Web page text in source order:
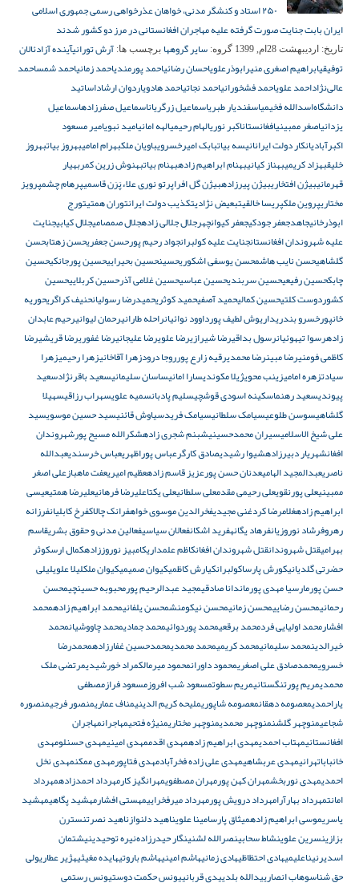
۲۵۰ استاد و کنشگر مدنی، خواهان عذرخواهی رسمی جمهوری اسلامی
ایران بابت جنایت صورت گرفته علیه مهاجران افغانستانی در مرز دو کشور شدند
تاریخ: اردیبهشت 28ام, 1399 گروه: سایر گروهها برچسب ها: آرش تورانیآینده آزادئالان
توفیقیابراهیم اصغری منیرابوذرعلویاحسان رضائیاحمد پورمندیاحمد زمانیاحمد شمساحمد
عالی‌نژاداحمد علویاحمد فشخورانیاحمد نجاتیاحمد هادویاردوان ارشاداساتید
دانشگاه‌اسدالله فخیمیاسفندیار طبریاسماعیل زرگریاناسماعیل صفرزادهاسماعیل
یزدانیاصغر ممبینیافغانستاناکبر نوریالهام رحیمیالهه امانیامید نبویامیر مسعود
اکبرآبادیانکار دولت ایرانانیسه بیاتبابک امیرخسرویباویان ملکبهرام امامیبهروز بیاتبهروز
خلیقبهزاد کریمیبهناز کیانیبهنام ابراهیم زادهبهنام بیاتبهنوش زرین کمربهیار
قهرمانیبیژن افتخاریبیژن پیرزادهبیژن گل افراپرتو نوری علاءپَرَن قاسمیپرهام چشمپرویز
مختاریپروین ملکپریسا خالقیتبعیض نژادیتکذیب دولت ایرانتوران همتیتورج
ابوذرخانیجاهدجعفر جودکیجعفر کیوانچهرجلال جلالی زادهجلال صمصامیجلال کیابیجنایت
علیه شهروندان افغانستانجنایت علیه کولبرانجواد رحیم پورحسن جعفریحسن زهتابحسن
گلشاهیحسن نایب هاشمحسن یوسفی اشکوریحسینحسین بحیراییحسین پورجانکیحسین
چابکحسین رفیعیحسین سربندیحسین عباسیحسین غلامی آذرحسین کربلاییحسین
کشوردوست کلتیحسین کمالیحمید آصفیحمید کوثریحمیدرضا رسولیانحنیف کراگریحوریه
خانپورخسرو بندریداریوش لطیف پورداوود نوائیانراحله طارانیرحمان لیوانیرحیم عابدان
زادهرسوا تیهوئیانرسول بداقیرضا شیرازیرضا علویرضا علیجانیرضا غفوریرضا قریشیرضا
کاظمی فومنیرضا مبینرضا محمدیرقیه زارع پورروجا درودزهرا آقاخانیزهرا رحیمیزهرا
سیادتزهره امامیزینب محویژیلا مکوندیسارا امانیساسان سلیمانیسعید باقرنژادسعید
پیوندیسعید رهنماسکینه اسودی قوشچیسلیم پادبانسمیه علویسهراب رزاقیسهیلا
گلشاهیسوسن طلوعیسیامک سلطانیسیامک فریدسیاوش قائنیسید حسین موسویسید
علی شیخ الاسلامیسیران محمدحسینیشبنم شجری زادهشکرالله مسیح پورشهروندان
افغانشهریار دبیرزادهشیوا رشیدیصادق کارگرعباس پوراظهریعباس خرسندیعبدالله
ناصریعبدالمجید الهامیعدنان حسن پورعزیز قاسم زادهعظیم امیریعفت ماهبازعلی اصغر
ممبینیعلی پورنقویعلی رحیمی مقدمعلی سلطانیعلی یکتاعلیرضا فرهانیعلیرضا همتیعیسی
ابراهیم زادهغلامرضا کردغنی مجیدیفخرالدین موسوی خواهفرانک چالاکفرخ کابلیانفرزانه
رهروفرشاد نوروزیانفرهاد یگانهفرید اشکانفعالان سیاسیفعالین مدنی و حقوق بشریقاسم
بهرامیقتل شهروندانقتل شهروندان افغانکاظم علمداریکامبیز نوروززادهکمال ارسکوثر
حضرتی گلدیانیکورش پارساکولبرانکیارش کاظمیکیوان صمیمیکیوان ملکلیلا علویلیلی
حسن پورمارسیا مهدی پورماندانا صادقیمجید عبدالرحیم پورمحبوبه حسینچیمحسن
رحمانیمحسن رضاییمحسن زمانیمحسن نیکومنشمحسن یلفانیمحمد ابراهیم زادهمحمد
افشارمحمد اولیایی فردمحمد برقعیمحمد پوردوائیمحمد جمادیمحمد چاووشیانمحمد
خیرالدینمحمد سلیمانیمحمد کریمیمحمد محمدیمحمدحسین غفارزادهمحمدرضا
خسرویمحمدصادق علی اصغریمحمود داورانمحمود میرمالکمراد خورشیدیمرتضی ملک
محمدیمریم پورتنگستانیمریم سطوتمسعود شب افروزمسعود فرازمصطفی
یاراحمدیمعصومه دهقانمعصومه شاپوریملیحه کریم الدینیمناف عماریمنصور فرجیمنصوره
شجاعیمنوچهر گلشنمنوچهر محمدیمنوچهر مختاریمنیژه فتحیمهاجرانمهاجران
افغانستانیمهتاب احمدیمهدی ابراهیم زادهمهدی اقدممهدی امینیمهدی حسنلومهدی
خانباباتهرانیمهدی عربشاهیمهدی علی زاده فخرآبادمهدی فتاپورمهدی ممکنمهدی نخل
احمدیمهدی نوربخشمهران کهن پورمهران مصطفویمهرانگیز کارمهرداد احمدزادهمهرداد
امانتمهرداد بهارآرامهرداد درویش پورمهرداد میرفخراییمهستی افشارمهشید پگاهیمهشید
یاسریموسی ابراهیم زادهمیثاق پارسامینا علویناهید دلنوازناهید نصرتنسترن
بزازینسرین علوینشاط سحابینصرالله لشنینگار حیدرزادەنیره توحیدینیشتمان
اسدیرنیناعلیمیهادی احتظاظیهادی زمانیهاشم امینیهاشم باروتیهایده مغیثیهژیر عطاریولی
حق شناسوهاب انصارییدالله بلدییدی قربانییونس حکمت دوستیونس رستمی